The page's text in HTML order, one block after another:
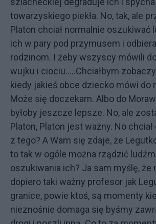
towarzyskiego piekła. No, tak, ale
Platon chciał normalnie oszukiwać
ich w pary pod przymusem i
rodzinom. I żeby wszyscy mówili
wujku i ciociu…..Chciałbym
kiedy jakieś obce dziecko mówi do
Może się doczekam. Albo do
byłoby jeszcze lepsze. No, ale
Platon, Platon jest ważny. No
z tego? A Wam się zdaje, że
to tak w ogóle można rządzić
oszukiwania ich? Ja sam myślę, że
dopiero taki ważny profesor jak
granice, powie ktoś, są momenty
nieznośnie domaga się byśmy